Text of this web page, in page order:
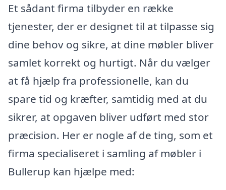
Et sådant firma tilbyder en række
tjenester, der er designet til at tilpasse sig
dine behov og sikre, at dine møbler bliver
samlet korrekt og hurtigt. Når du vælger
at få hjælp fra professionelle, kan du
spare tid og kræfter, samtidig med at du
sikrer, at opgaven bliver udført med stor
præcision. Her er nogle af de ting, som et
firma specialiseret i samling af møbler i
Bullerup kan hjælpe med: